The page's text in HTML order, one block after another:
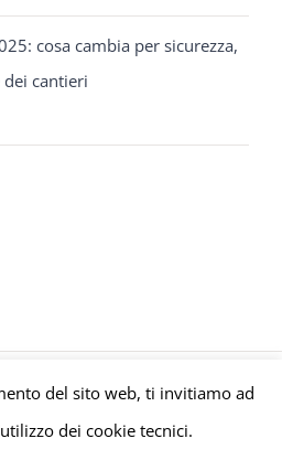
cosa cambia per sicurezza,
cantieri
CCIAA 08671820010 |Privacy e
bymeltingmedia.it
del sito web, ti invitiamo ad
dei cookie tecnici.